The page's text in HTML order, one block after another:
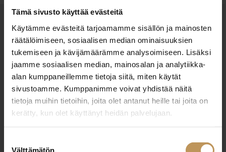
Tämä sivusto käyttää evästeitä
Käytämme evästeitä tarjoamamme sisällön ja mainosten
räätälöimiseen, sosiaalisen median ominaisuuksien
tukemiseen ja kävijämäärämme analysoimiseen. Lisäksi
jaamme sosiaalisen median, mainosalan ja analytiikka-
alan kumppaneillemme tietoja siitä, miten käytät
sivustoamme. Kumppanimme voivat yhdistää näitä
tietoja muihin tietoihin, joita olet antanut heille tai joita on
kerätty, kun olet käyttänyt heidän palvelujaan.
Välttämätön
OTA YHTEYTTÄ
Miten voin auttaa
asuntoasioissa?
Jätä yhteystietosi, niin otan yhteyttä
Niina Back